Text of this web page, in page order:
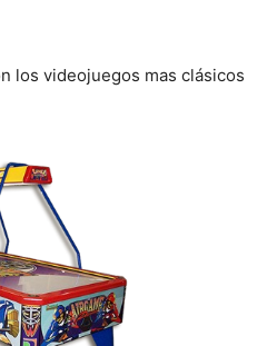
los videojuegos mas clásicos